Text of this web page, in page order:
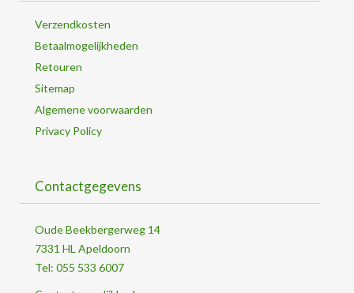
Verzendkosten
Betaalmogelijkheden
Retouren
Sitemap
Algemene voorwaarden
Privacy Policy
Contactgegevens
Oude Beekbergerweg 14
7331 HL Apeldoorn
Tel: 055 533 6007